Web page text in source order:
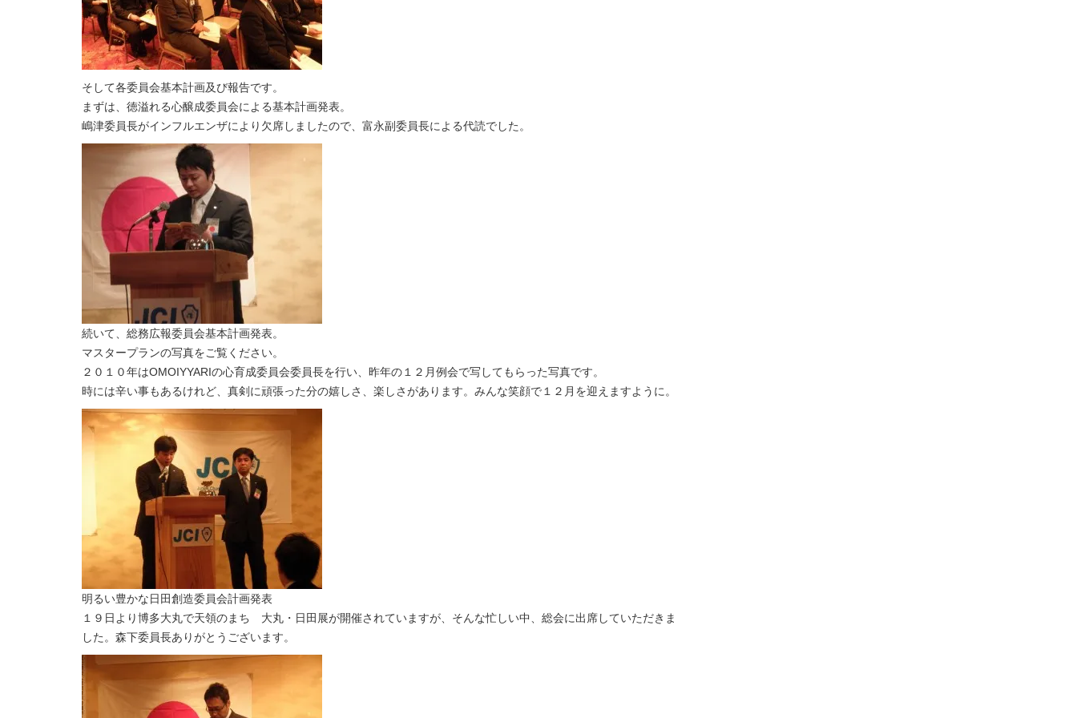
そして各委員会基本計画及び報告です。
まずは、徳溢れる心醸成委員会による基本計画発表。
嶋津委員長がインフルエンザにより欠席しましたので、富永副委員長による代読でした。
続いて、総務広報委員会基本計画発表。
マスタープランの写真をご覧ください。
２０１０年はOMOIYYARIの心育成委員会委員長を行い、昨年の１２月例会で写してもらった写真です。
時には辛い事もあるけれど、真剣に頑張った分の嬉しさ、楽しさがあります。みんな笑顔で１２月を迎えますように。
明るい豊かな日田創造委員会計画発表
１９日より博多大丸で天領のまち 大丸・日田展が開催されていますが、そんな忙しい中、総会に出席していただきま
した。森下委員長ありがとうございます。